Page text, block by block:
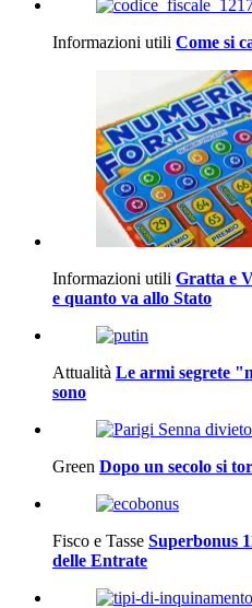
Informazioni utili Come si
Informazioni utili Gratta e
e quanto va allo Stato
Attualità Le armi segrete
sono
Green Dopo un secolo si
Fisco e Tasse Superbonus
delle Entrate